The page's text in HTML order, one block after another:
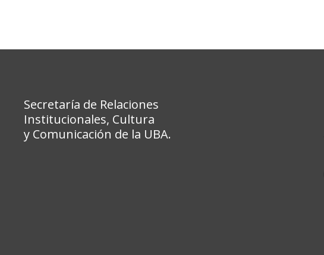
Secretaría de Relaciones
Institucionales, Cultura
y Comunicación de la UBA.